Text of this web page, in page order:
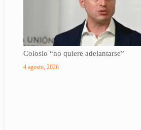
Colosio “no quiere adelantarse”
4 agosto, 2026